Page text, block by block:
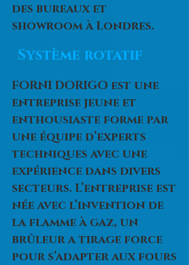
des bureaux et
showroom à Londres.
Système rotatif
FORNI DORIGO est une
entreprise jeune et
enthousiaste forme par
une équipe d’experts
techniques avec une
expérience dans divers
secteurs. L’entreprise est
née avec l’invention de
la flamme à gaz, un
brûleur a tirage force
pour s’adapter aux fours